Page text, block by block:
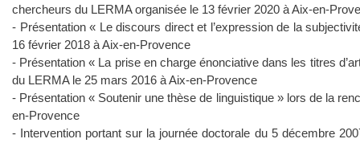
chercheurs du LERMA organisée le 13 février 2020 à Aix-en-
- Présentation « Le discours direct et l’expression de la
16 février 2018 à Aix-en-Provence
- Présentation « La prise en charge énonciative dans les titres
du LERMA le 25 mars 2016 à Aix-en-Provence
- Présentation « Soutenir une thèse de linguistique » lors de la
en-Provence
- Intervention portant sur la journée doctorale du 5 décembre